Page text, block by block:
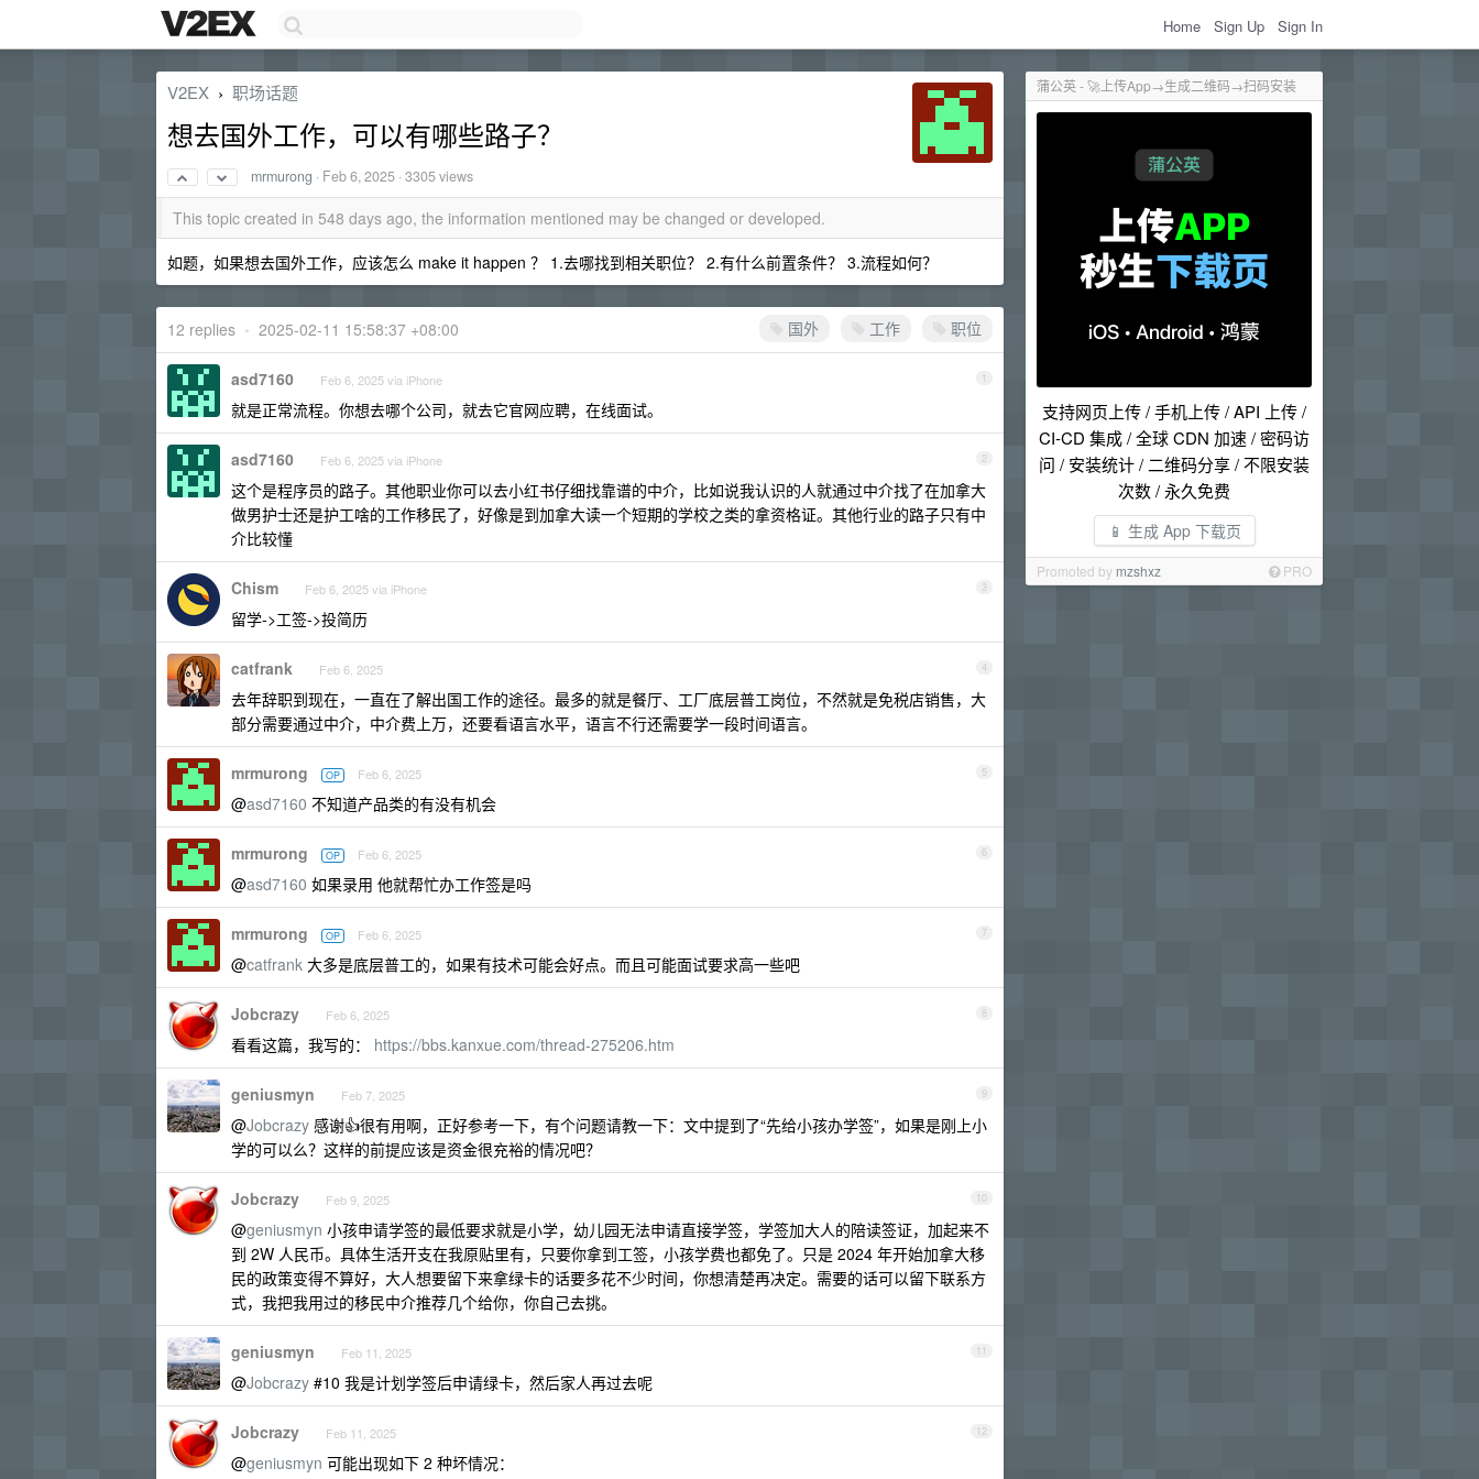
Home Sign Up Sign In
蒲公英 - 🚀上传App→生成二维码→扫码安装
支持网页上传 / 手机上传 / API 上传 /
CI-CD 集成 / 全球 CDN 加速 / 密码访
问 / 安装统计 / 二维码分享 / 不限安装
次数 / 永久免费
📱 生成 App 下载页
Promoted by mzshxz PRO
V2EX › 职场话题
想去国外工作，可以有哪些路子？
mrmurong · Feb 6, 2025 · 3305 views
This topic created in 548 days ago, the information mentioned may be changed or developed.
如题，如果想去国外工作，应该怎么 make it happen ？ 1.去哪找到相关职位？ 2.有什么前置条件？ 3.流程如何？
国外 工作 职位
12 replies • 2025-02-11 15:58:37 +08:00
1
asd7160 Feb 6, 2025 via iPhone
就是正常流程。你想去哪个公司，就去它官网应聘，在线面试。
2
asd7160 Feb 6, 2025 via iPhone
这个是程序员的路子。其他职业你可以去小红书仔细找靠谱的中介，比如说我认识的人就通过中介找了在加拿大
做男护士还是护工啥的工作移民了，好像是到加拿大读一个短期的学校之类的拿资格证。其他行业的路子只有中
介比较懂
3
Chism Feb 6, 2025 via iPhone
留学->工签->投简历
4
catfrank Feb 6, 2025
去年辞职到现在，一直在了解出国工作的途径。最多的就是餐厅、工厂底层普工岗位，不然就是免税店销售，大
部分需要通过中介，中介费上万，还要看语言水平，语言不行还需要学一段时间语言。
5
mrmurong OP Feb 6, 2025
@asd7160 不知道产品类的有没有机会
6
mrmurong OP Feb 6, 2025
@asd7160 如果录用 他就帮忙办工作签是吗
7
mrmurong OP Feb 6, 2025
@catfrank 大多是底层普工的，如果有技术可能会好点。而且可能面试要求高一些吧
8
Jobcrazy Feb 6, 2025
看看这篇，我写的： https://bbs.kanxue.com/thread-275206.htm
9
geniusmyn Feb 7, 2025
@Jobcrazy 感谢👍很有用啊，正好参考一下，有个问题请教一下：文中提到了“先给小孩办学签”，如果是刚上小
学的可以么？这样的前提应该是资金很充裕的情况吧？
10
Jobcrazy Feb 9, 2025
@geniusmyn 小孩申请学签的最低要求就是小学，幼儿园无法申请直接学签，学签加大人的陪读签证，加起来不
到 2W 人民币。具体生活开支在我原贴里有，只要你拿到工签，小孩学费也都免了。只是 2024 年开始加拿大移
民的政策变得不算好，大人想要留下来拿绿卡的话要多花不少时间，你想清楚再决定。需要的话可以留下联系方
式，我把我用过的移民中介推荐几个给你，你自己去挑。
11
geniusmyn Feb 11, 2025
@Jobcrazy #10 我是计划学签后申请绿卡，然后家人再过去呢
12
Jobcrazy Feb 11, 2025
@geniusmyn 可能出现如下 2 种坏情况：